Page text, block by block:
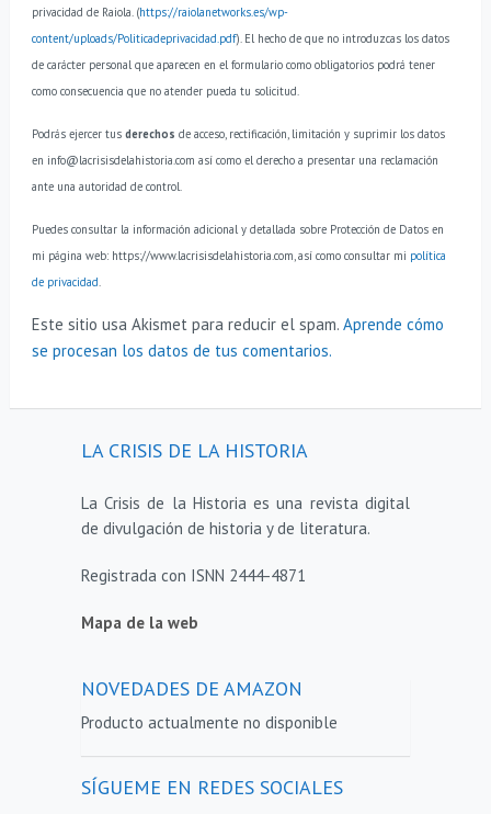
privacidad de Raiola. (https://raiolanetworks.es/wp-
content/uploads/Politicadeprivacidad.pdf). El hecho de que no introduzcas los datos
de carácter personal que aparecen en el formulario como obligatorios podrá tener
como consecuencia que no atender pueda tu solicitud.
Podrás ejercer tus derechos de acceso, rectificación, limitación y suprimir los datos
en info@lacrisisdelahistoria.com así como el derecho a presentar una reclamación
ante una autoridad de control.
Puedes consultar la información adicional y detallada sobre Protección de Datos en
mi página web: https://www.lacrisisdelahistoria.com, así como consultar mi política
de privacidad.
Este sitio usa Akismet para reducir el spam. Aprende cómo
se procesan los datos de tus comentarios.
LA CRISIS DE LA HISTORIA
La Crisis de la Historia es una revista digital
de divulgación de historia y de literatura.
Registrada con ISNN 2444-4871
Mapa de la web
NOVEDADES DE AMAZON
Producto actualmente no disponible
SÍGUEME EN REDES SOCIALES